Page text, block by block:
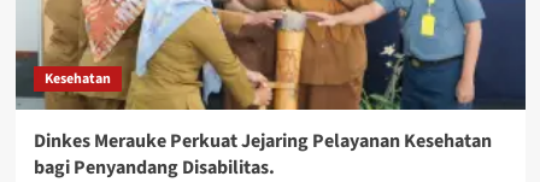
Kesehatan
Dinkes Merauke Perkuat Jejaring Pelayanan Kesehatan
bagi Penyandang Disabilitas.